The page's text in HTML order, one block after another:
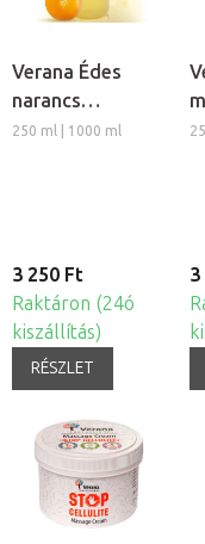
Verana Édes
narancs
masszázsolaj
250 ml | 1000 ml
3 250 Ft
Raktáron (24ó
kiszállítás)
RÉSZLET
3